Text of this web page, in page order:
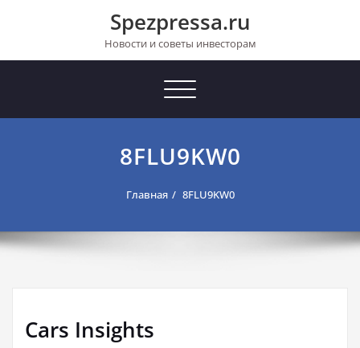
Spezpressa.ru
Новости и советы инвесторам
Toggle
8FLU9KW0
Главная 8FLU9KW0
Cars Insights